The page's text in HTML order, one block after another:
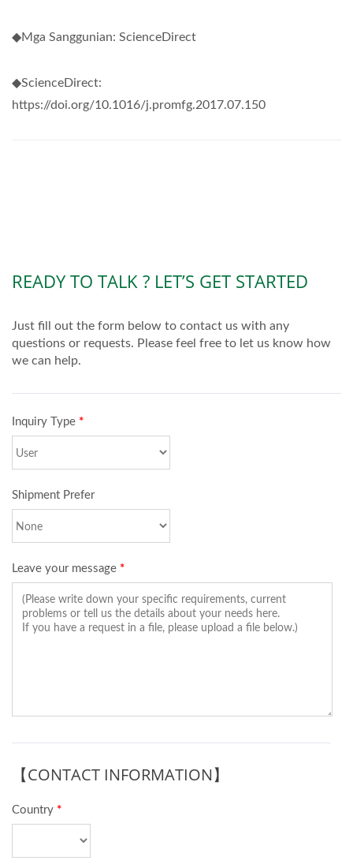
◆Mga Sanggunian: ScienceDirect
◆ScienceDirect:
https://doi.org/10.1016/j.promfg.2017.07.150